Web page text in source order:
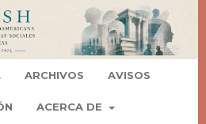
ARCHIVOS AVISOS
ACERCA DE